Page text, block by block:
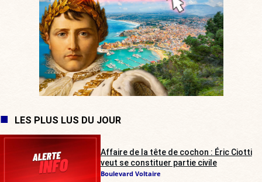
LES PLUS LUS DU JOUR
Affaire de la tête de cochon : Éric Ciotti
veut se constituer partie civile
Boulevard Voltaire